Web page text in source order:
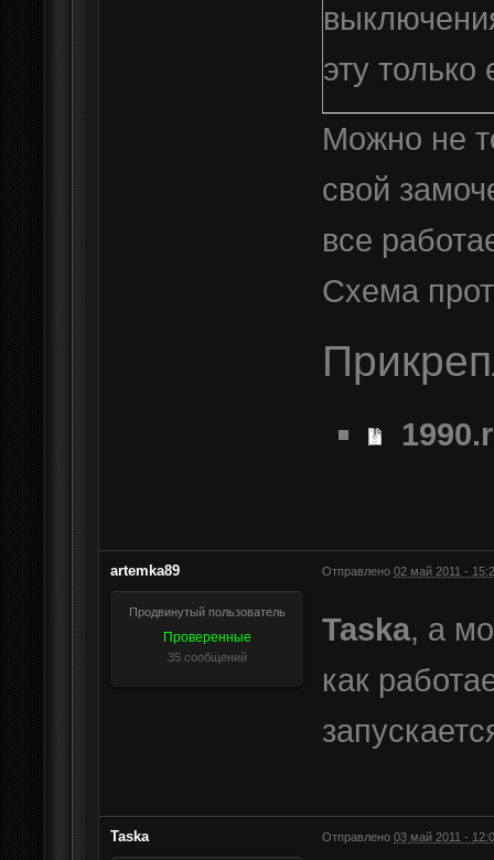
эту
при
снималась.
Можно не
свой
все
Схема
artemka89 Отправлено 02 май 2011 -
Продвинутый пользователь
Проверенные
35 сообщений
Taska, а
как
Taska Отправлено 03 май 2011 -